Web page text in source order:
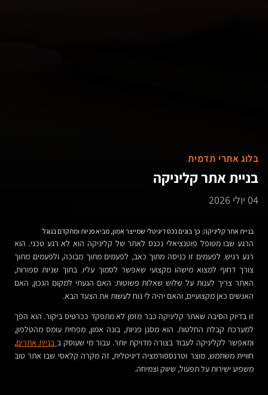
בלוג אתרי תדמית
בניית אתר קליניקה
04 יולי 2026
בניית אתר קליניקה: כך בונים נכס דיגיטלי שמייצר אמון, מביא פניות ומתקדם בגוגל
הרגע שבו מטופל פוטנציאלי נכנס לאתר של קליניקה הוא לא רגע טכני. הוא
רגע רגיש. לפעמים זו כניסה מתוך כאב, לפעמים מתוך מבוכה, ולפעמים מתוך
צורך דחוף למצוא מישהו מקצועי שאפשר לסמוך עליו. בתוך שניות ספורות,
האתר צריך לענות על שלוש שאלות פשוטות: האם הגעתי למקום הנכון, האם
האנשים כאן מקצועיים, והאם יהיה לי נוח לעשות את הצעד הבא.
זו בדיוק הסיבה שאתר קליניקה כבר מזמן לא מתפקד ככרטיס ביקור. הוא הפך
למערכת קבלת החלטות. הוא מסנן פניות, בונה אמון, מפחית עומס מהטלפון,
ומאפשר לקליניקה לעבוד בצורה מדויקת יותר. עבור מי שעוסק ב בניית אתרים,
חוויית משתמש, מוצר וטרנספורמציה דיגיטלית, זה מקרה קלאסי שבו אתר טוב
משפיע ישירות על תפעול, שיווק וצמיחה.